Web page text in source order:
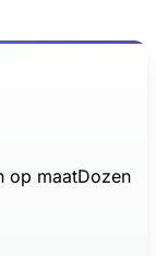
op maatDozen